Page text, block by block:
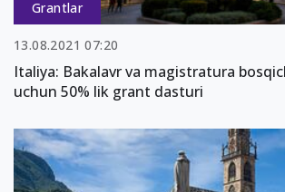
Grantlar
13.08.2021 07:20
Italiya: Bakalavr va magistratura
uchun 50% lik grant dasturi